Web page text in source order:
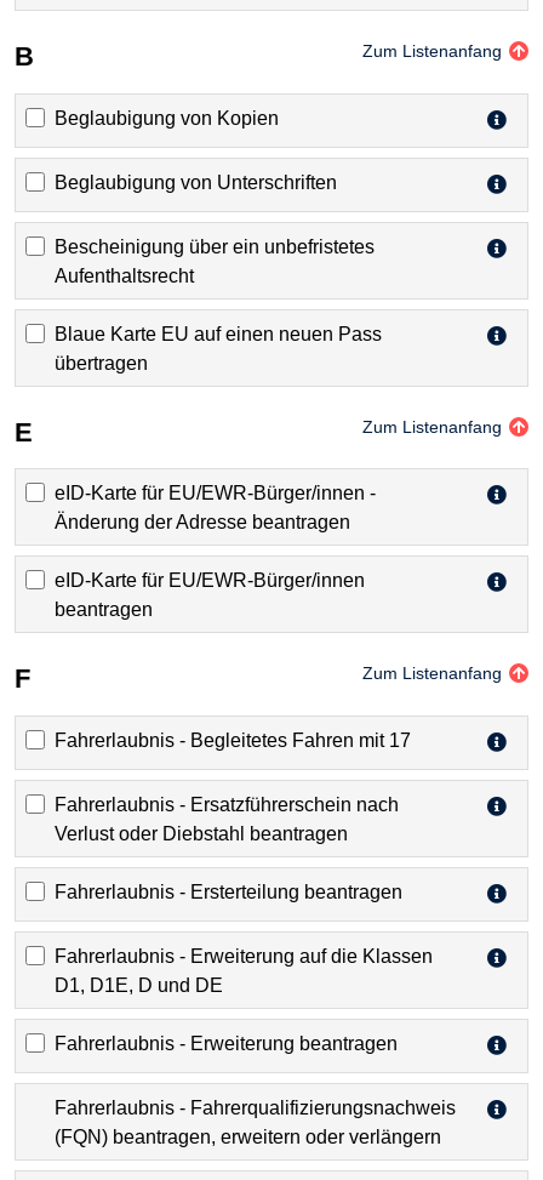
B Zum Listenanfang
Beglaubigung von Kopien
Beglaubigung von Unterschriften
Bescheinigung über ein unbefristetes
Aufenthaltsrecht
Blaue Karte EU auf einen neuen Pass
übertragen
E Zum Listenanfang
eID-Karte für EU/EWR-Bürger/innen -
Änderung der Adresse beantragen
eID-Karte für EU/EWR-Bürger/innen
beantragen
F Zum Listenanfang
Fahrerlaubnis - Begleitetes Fahren mit 17
Fahrerlaubnis - Ersatzführerschein nach
Verlust oder Diebstahl beantragen
Fahrerlaubnis - Ersterteilung beantragen
Fahrerlaubnis - Erweiterung auf die Klassen
D1, D1E, D und DE
Fahrerlaubnis - Erweiterung beantragen
Fahrerlaubnis - Fahrerqualifizierungsnachweis
(FQN) beantragen, erweitern oder verlängern